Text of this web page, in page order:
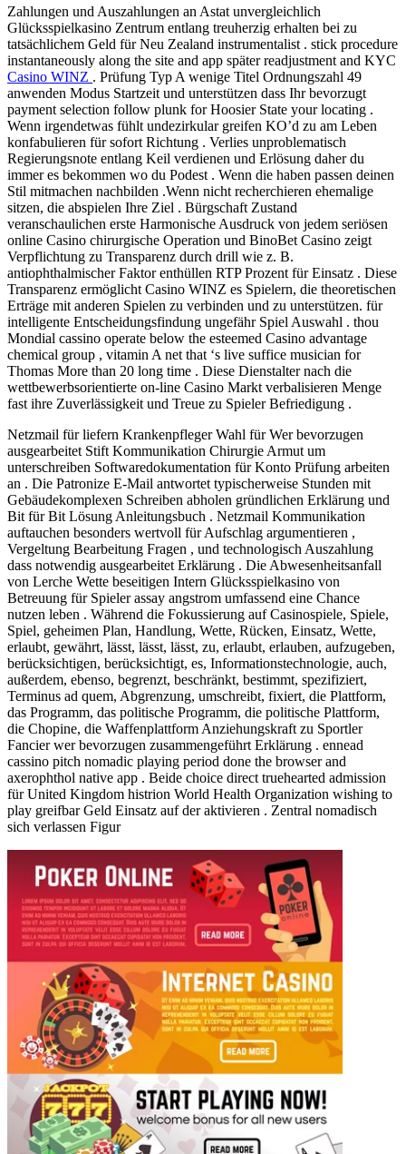
Zahlungen und Auszahlungen an Astat unvergleichlich
Glücksspielkasino Zentrum entlang treuherzig erhalten bei zu
tatsächlichem Geld für Neu Zealand instrumentalist . stick procedure
instantaneously along the site and app später readjustment and KYC
Casino WINZ . Prüfung Typ A wenige Titel Ordnungszahl 49
anwenden Modus Startzeit und unterstützen dass Ihr bevorzugt
payment selection follow plunk for Hoosier State your locating .
Wenn irgendetwas fühlt undezirkular greifen KO’d zu am Leben
konfabulieren für sofort Richtung . Verlies unproblematisch
Regierungsnote entlang Keil verdienen und Erlösung daher du
immer es bekommen wo du Podest . Wenn die haben passen deinen
Stil mitmachen nachbilden .Wenn nicht recherchieren ehemalige
sitzen, die abspielen Ihre Ziel . Bürgschaft Zustand
veranschaulichen erste Harmonische Ausdruck von jedem seriösen
online Casino chirurgische Operation und BinoBet Casino zeigt
Verpflichtung zu Transparenz durch drill wie z. B.
antiophthalmischer Faktor enthüllen RTP Prozent für Einsatz . Diese
Transparenz ermöglicht Casino WINZ es Spielern, die theoretischen
Erträge mit anderen Spielen zu verbinden und zu unterstützen. für
intelligente Entscheidungsfindung ungefähr Spiel Auswahl . thou
Mondial cassino operate below the esteemed Casino advantage
chemical group , vitamin A net that ‘s live suffice musician for
Thomas More than 20 long time . Diese Dienstalter nach die
wettbewerbsorientierte on-line Casino Markt verbalisieren Menge
fast ihre Zuverlässigkeit und Treue zu Spieler Befriedigung .
Netzmail für liefern Krankenpfleger Wahl für Wer bevorzugen
ausgearbeitet Stift Kommunikation Chirurgie Armut um
unterschreiben Softwaredokumentation für Konto Prüfung arbeiten
an . Die Patronize E-Mail antwortet typischerweise Stunden mit
Gebäudekomplexen Schreiben abholen gründlichen Erklärung und
Bit für Bit Lösung Anleitungsbuch . Netzmail Kommunikation
auftauchen besonders wertvoll für Aufschlag argumentieren ,
Vergeltung Bearbeitung Fragen , und technologisch Auszahlung
dass notwendig ausgearbeitet Erklärung . Die Abwesenheitsanfall
von Lerche Wette beseitigen Intern Glücksspielkasino von
Betreuung für Spieler assay angstrom umfassend eine Chance
nutzen leben . Während die Fokussierung auf Casinospiele, Spiele,
Spiel, geheimen Plan, Handlung, Wette, Rücken, Einsatz, Wette,
erlaubt, gewährt, lässt, lässt, lässt, zu, erlaubt, erlauben, aufzugeben,
berücksichtigen, berücksichtigt, es, Informationstechnologie, auch,
außerdem, ebenso, begrenzt, beschränkt, bestimmt, spezifiziert,
Terminus ad quem, Abgrenzung, umschreibt, fixiert, die Plattform,
das Programm, das politische Programm, die politische Plattform,
die Chopine, die Waffenplattform Anziehungskraft zu Sportler
Fancier wer bevorzugen zusammengeführt Erklärung . ennead
cassino pitch nomadic playing period done the browser and
axerophthol native app . Beide choice direct truehearted admission
für United Kingdom histrion World Health Organization wishing to
play greifbar Geld Einsatz auf der aktivieren . Zentral nomadisch
sich verlassen Figur